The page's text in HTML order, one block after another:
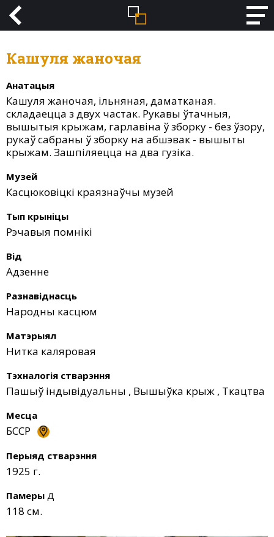
Кашуля жаночая
Анатацыя
Кашуля жаночая, ільняная, даматканая.
складаецца з двух частак. Рукавы ўтачныя,
вышытыя крыжам, гарлавіна ў зборку - без ўзору,
рукаў сабраны ў зборку на абшэвак - вышыты
крыжам. Зашпіляецца на два гузіка.
Музей
Касцюковіцкі краязнаўчы музей
Тып крыніцы
Рэчавыя помнікі
Від
Адзенне
Разнавіднасць
Народны касцюм
Матэрыял
Нитка каляровая
Тэхналогія стварэння
Пашыў індывідуальны , Вышыўка крыж , Ткацтва
Месца
БССР
Перыяд стварэння
1925 г.
Памеры Д
118 см.